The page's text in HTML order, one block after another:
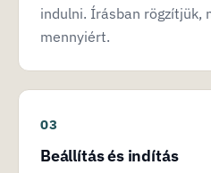
indulni. Írásban rögzítjük,
mennyiért.
Beállítás és indítás